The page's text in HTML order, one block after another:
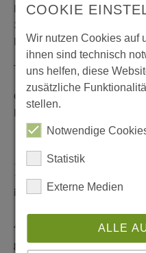
Bankplatz 8
38100 Braunschweig
Deutschland
Telefon: 0531 482010-20
Geschäftszeiten: Montag
Freitag 08:00 bis 15:00
Redaktionelle
info@stadtglanz.de
Anzeigen-Service
graen@mediaworldgmbh.de
COOKIE
Wir nutzen Cookies auf
ihnen sind technisch
uns helfen, diese
zusätzliche
stellen.
Notwendige
Statistik
Externe Medien
ALLE